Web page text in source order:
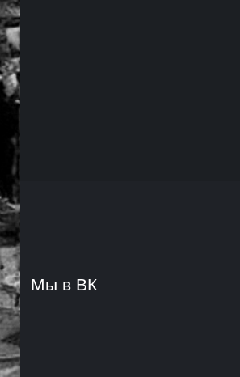
Мы в ВК